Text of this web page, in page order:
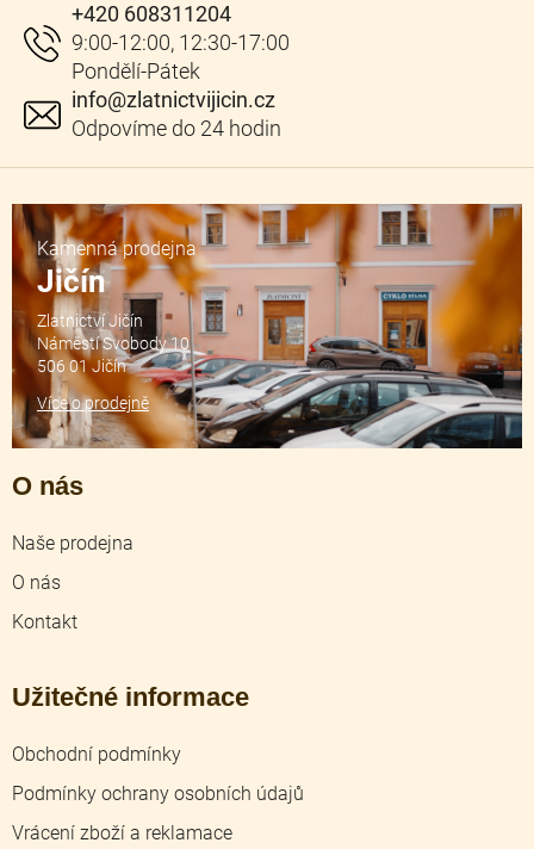
info@zlatnictvijicin.cz
+420 608311204
O nás
Naše prodejna
O nás
Kontakt
Užitečné informace
Obchodní podmínky
Podmínky ochrany osobních údajů
Vrácení zboží a reklamace
Kamenná prodejna
Jičín
Zlatnictví Jičín
Náměstí Svobody 10
506 01 Jičín
Více o prodejně